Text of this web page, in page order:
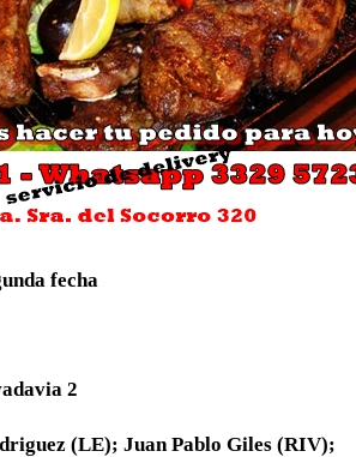
fecha
2
(LE); Juan Pablo Giles (RIV);